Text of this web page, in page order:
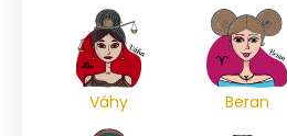
Váhy Beran